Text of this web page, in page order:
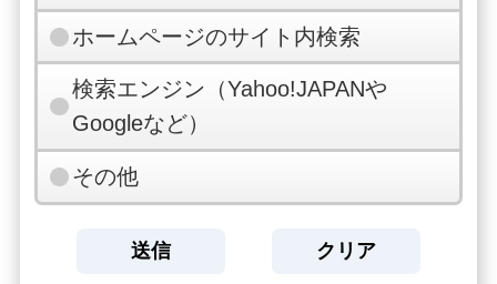
ホームページのサイト内検索
検索エンジン（Yahoo!JAPANや
Googleなど）
その他